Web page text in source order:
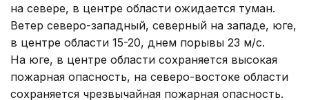
на севере, в центре области ожидается туман.
Ветер северо-западный, северный на западе, юге,
в центре области 15-20, днем порывы 23 м/с.
На юге, в центре области сохраняется высокая
пожарная опасность, на северо-востоке области
сохраняется чрезвычайная пожарная опасность.